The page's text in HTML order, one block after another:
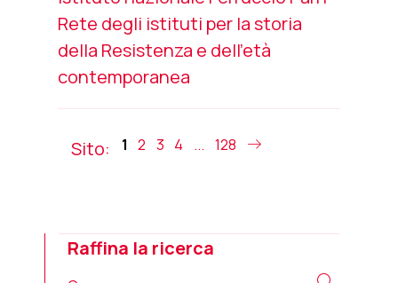
Rete degli istituti per la storia
della Resistenza e dell’età
contemporanea
Sito: 1 2 3 4 ... 128
Raffina la ricerca